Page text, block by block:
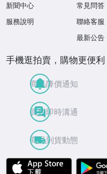
新聞中心
服務說明
常見問答
聯絡客服
最新公告
手機逛拍賣，購物更便利
商品降價通知
買賣即時溝通
商品到貨動態
APP